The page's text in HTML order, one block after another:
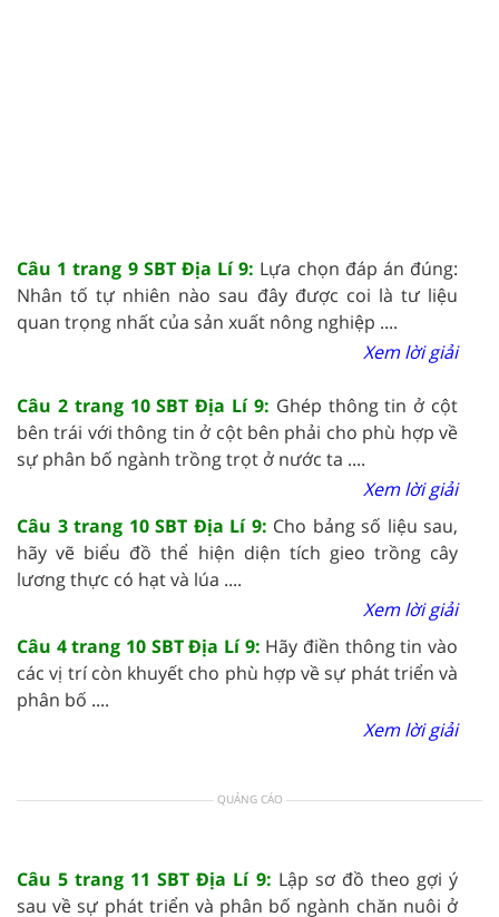
Câu 1 trang 9 SBT Địa Lí 9: Lựa chọn đáp án đúng:
Nhân tố tự nhiên nào sau đây được coi là tư liệu
quan trọng nhất của sản xuất nông nghiệp ....
Xem lời giải
Câu 2 trang 10 SBT Địa Lí 9: Ghép thông tin ở cột
bên trái với thông tin ở cột bên phải cho phù hợp về
sự phân bố ngành trồng trọt ở nước ta ....
Xem lời giải
Câu 3 trang 10 SBT Địa Lí 9: Cho bảng số liệu sau,
hãy vẽ biểu đồ thể hiện diện tích gieo trồng cây
lương thực có hạt và lúa ....
Xem lời giải
Câu 4 trang 10 SBT Địa Lí 9: Hãy điền thông tin vào
các vị trí còn khuyết cho phù hợp về sự phát triển và
phân bố ....
Xem lời giải
QUẢNG CÁO
Câu 5 trang 11 SBT Địa Lí 9: Lập sơ đồ theo gợi ý
sau về sự phát triển và phân bố ngành chăn nuôi ở